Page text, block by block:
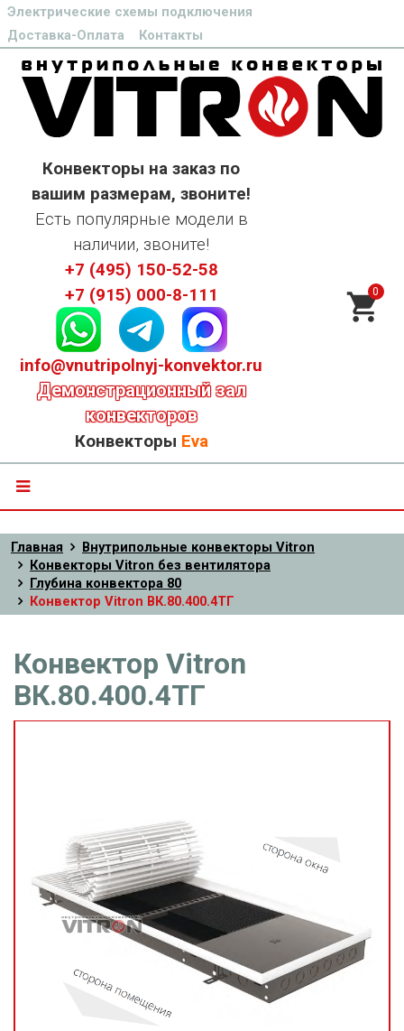
Электрические схемы подключения
Доставка-Оплата
Контакты
Конвекторы на заказ по
вашим размерам, звоните!
Есть популярные модели в
наличии, звоните!
+7 (495) 150-52-58
+7 (915) 000-8-111
info@vnutripolnyj-konvektor.ru
Демонстрационный зал
конвекторов
Конвекторы Eva
0
Главная
Внутрипольные конвекторы Vitron
Конвекторы Vitron без вентилятора
Глубина конвектора 80
Конвектор Vitron ВК.80.400.4ТГ
Конвектор Vitron
ВК.80.400.4ТГ